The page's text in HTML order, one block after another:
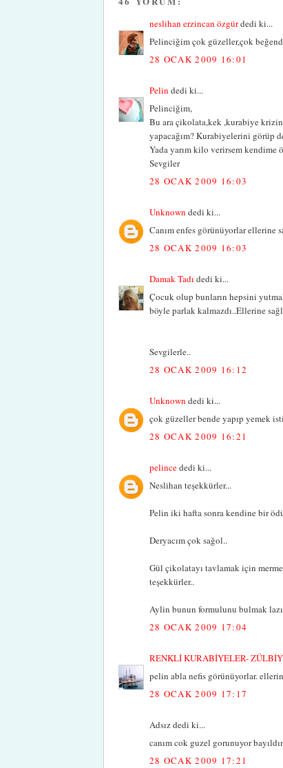
neslihan erzincan özgürdedi ki...
Pelinciğim çok güzeller,çok
28 OCAK 2009 16:01
Pelin dedi ki...
Pelinciğim,
Bu ara çikolata,kek ,kurabiye
yapacağım? Kurabiyelerini görüp
Yada yarım kilo verirsem
Sevgiler
28 OCAK 2009 16:03
Unknown dedi ki...
Canım enfes görünüyorlar ellerine
28 OCAK 2009 16:03
Damak Tadı dedi ki...
Çocuk olup bunların hepsini
böyle parlak kalmazdı..Ellerine
Sevgilerle..
28 OCAK 2009 16:12
Unknown dedi ki...
çok güzeller bende yapıp yemek
28 OCAK 2009 16:21
pelincededi ki...
Neslihan teşekkürler...
Pelin iki hafta sonra kendine bir
Deryacım çok sağol..
Gül çikolatayı tavlamak için
teşekkürler..
Aylin bunun formulunu bulmak
28 OCAK 2009 17:04
RENKLİ KURABİYELER-
pelin abla nefis görünüyorlar.
28 OCAK 2009 17:17
Adsız dedi ki...
canım cok guzel gorunuyor
28 OCAK 2009 17:21